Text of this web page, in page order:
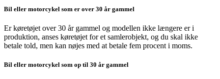
Bil eller motorcykel som er over 30 år gammel
Er køretøjet over 30 år gammel og modellen ikke længere er i
produktion, anses køretøjet for et samlerobjekt, og du skal ikke
betale told, men kan nøjes med at betale fem procent i moms.
Bil eller motorcykel som op til 30 år gammel